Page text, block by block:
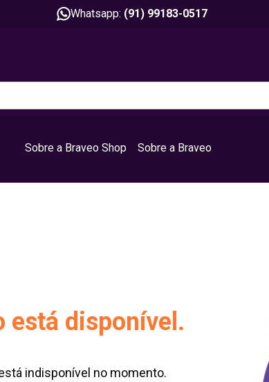
Whatsapp: (91) 99183-0517
Sobre a Braveo Shop Sobre a Braveo
está disponível.
indisponível no momento.